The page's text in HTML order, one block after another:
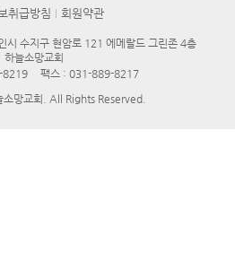
취급방침 회원약관
수지구 현암로 121 에메랄드 그린존 4층
하늘소망교회
8219
팩스 : 031-889-8217
망교회. All Rights Reserved.